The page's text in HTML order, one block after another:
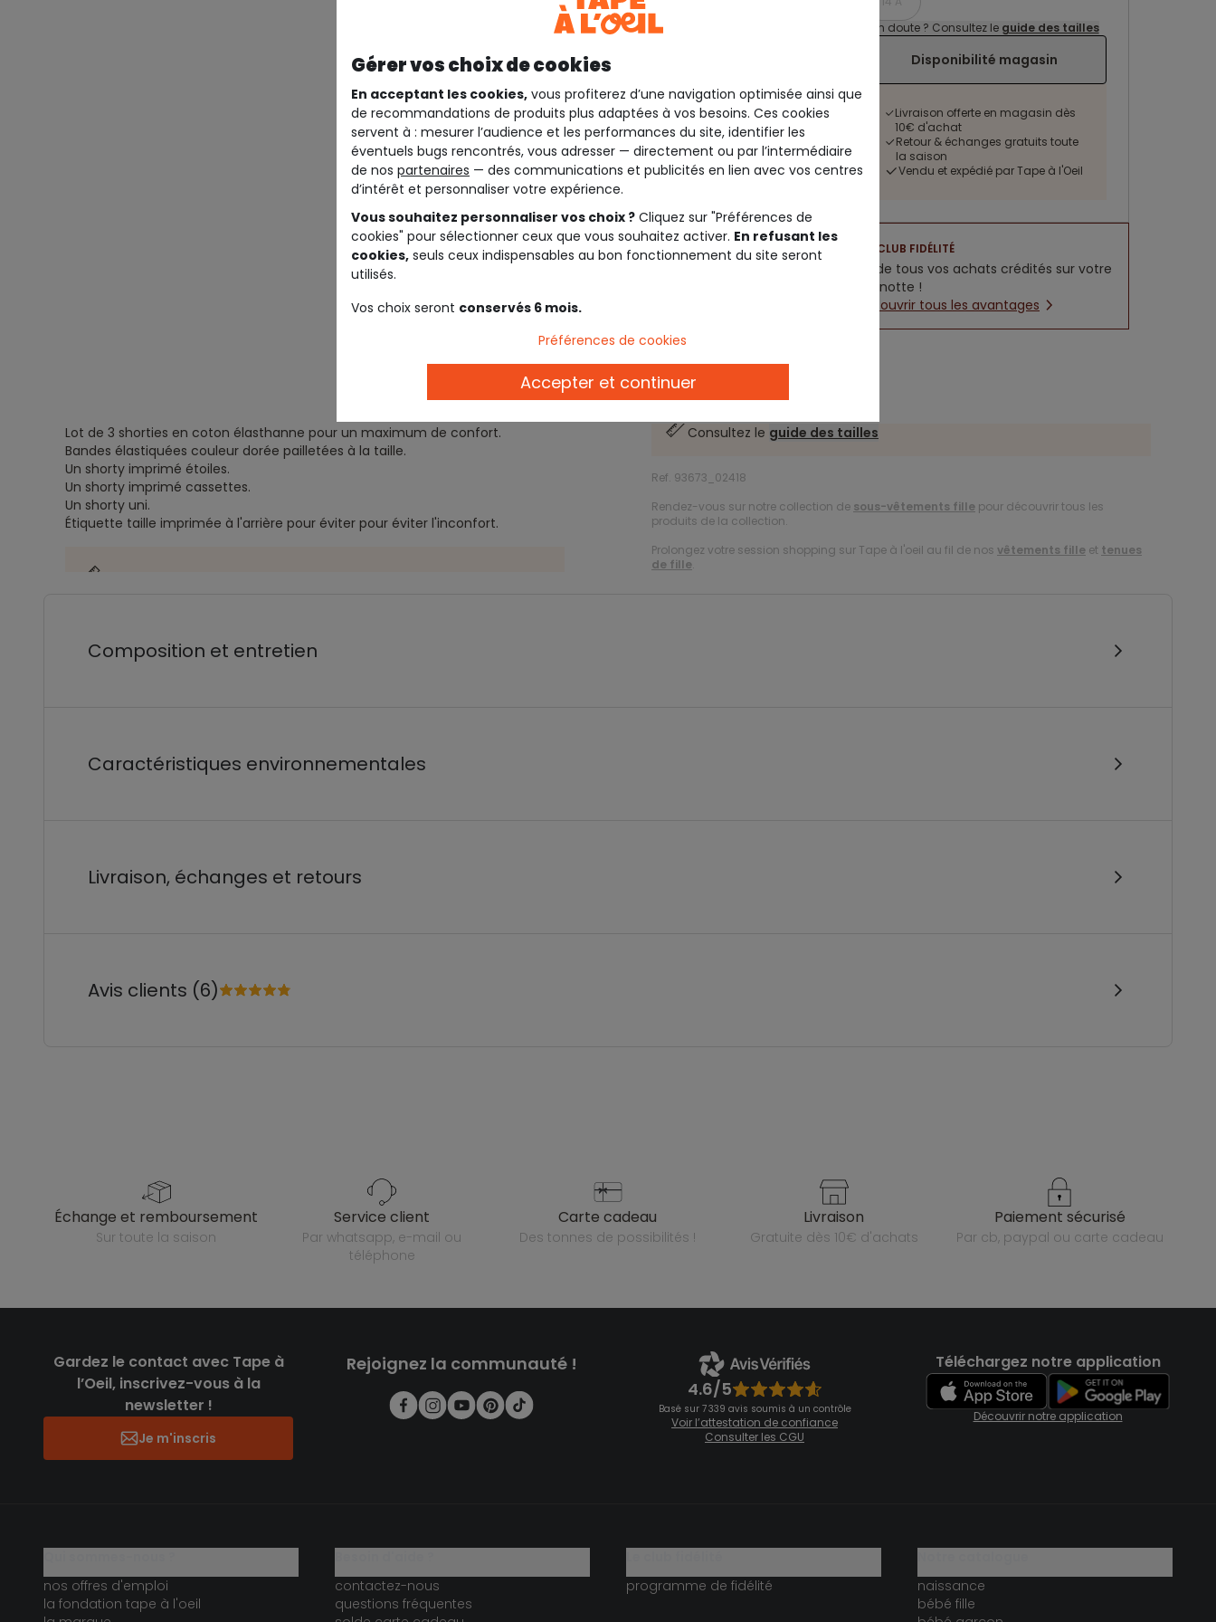
Un doute ? Consultez le guide des tailles
Disponibilité magasin
Livraison offerte en magasin dès
10€ d'achat
Retour & échanges gratuits toute
la saison
Vendu et expédié par Tape à l'Oeil
CLUB FIDÉLITÉ
5% de tous vos achats crédités sur votre
cagnotte !
Découvrir tous les avantages
Description
Lot de 3 shorties en coton élasthanne pour un maximum de confort.
Bandes élastiquées couleur dorée pailletées à la taille.
Un shorty imprimé étoiles.
Un shorty imprimé cassettes.
Un shorty uni.
Étiquette taille imprimée à l'arrière pour éviter pour éviter l'inconfort.
Consultez le guide des tailles
Ref. 93673_02418
Rendez-vous sur notre collection de sous-vêtements fille pour découvrir tous les
produits de la collection.
Prolongez votre session shopping sur Tape à l'oeil au fil de nos vêtements fille et tenues
de fille.
Composition et entretien
Caractéristiques environnementales
Livraison, échanges et retours
Avis clients (6)
échange et remboursement
sur toute la saison
service client
par whatsapp, e-mail ou
téléphone
carte cadeau
des tonnes de possibilités !
livraison
gratuite dès 10€ d'achats
paiement sécurisé
par cb, paypal ou carte cadeau
Gardez le contact avec Tape à
l’Oeil, inscrivez-vous à la
newsletter !
Je m'inscris
Rejoignez la communauté !
4.6/5
Basé sur 7 339 avis soumis à un contrôle
Voir l’attestation de confiance
Consulter les CGU
Téléchargez notre application
Découvrir notre application
nos offres d'emploi
la fondation tape à l'oeil
contactez-nous
questions fréquentes
programme de fidélité
naissance
bébé fille
Gérer vos choix de cookies
En acceptant les cookies, vous profiterez d’une navigation optimisée ainsi que
de recommandations de produits plus adaptées à vos besoins. Ces cookies
servent à : mesurer l’audience et les performances du site, identifier les
éventuels bugs rencontrés, vous adresser — directement ou par l’intermédiaire
de nos partenaires — des communications et publicités en lien avec vos centres
d’intérêt et personnaliser votre expérience.
Vous souhaitez personnaliser vos choix ? Cliquez sur "Préférences de
cookies" pour sélectionner ceux que vous souhaitez activer. En refusant les
cookies, seuls ceux indispensables au bon fonctionnement du site seront
utilisés.
Vos choix seront conservés 6 mois.
Préférences de cookies
Accepter et continuer